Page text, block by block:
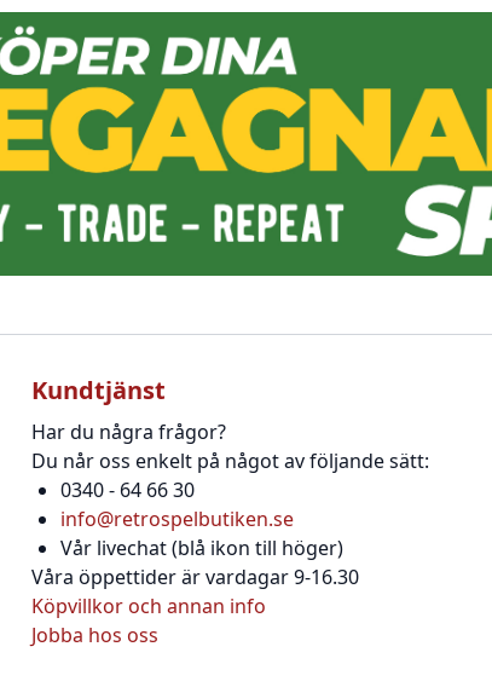
Kundtjänst
Har du några frågor?
Du når oss enkelt på något av följande sätt:
0340 - 64 66 30
info@retrospelbutiken.se
Vår livechat (blå ikon till höger)
Våra öppettider är vardagar 9-16.30
Köpvillkor och annan info
Jobba hos oss